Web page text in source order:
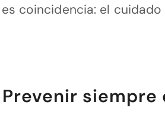
coincidencia: el
Prevenir